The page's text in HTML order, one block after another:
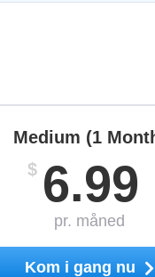
Medium (1
$ 6.99
pr. måned
Kom i gang nu